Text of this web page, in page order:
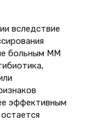
вследствие
больным ММ
эффективным